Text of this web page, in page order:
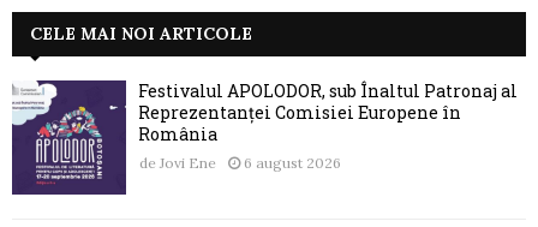
CELE MAI NOI ARTICOLE
Festivalul APOLODOR, sub Înaltul Patronaj al
Reprezentanței Comisiei Europene în
România
de Jovi Ene 6 august 2026